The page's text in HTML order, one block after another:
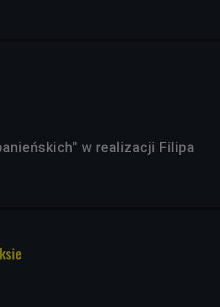
w realizacji Filipa